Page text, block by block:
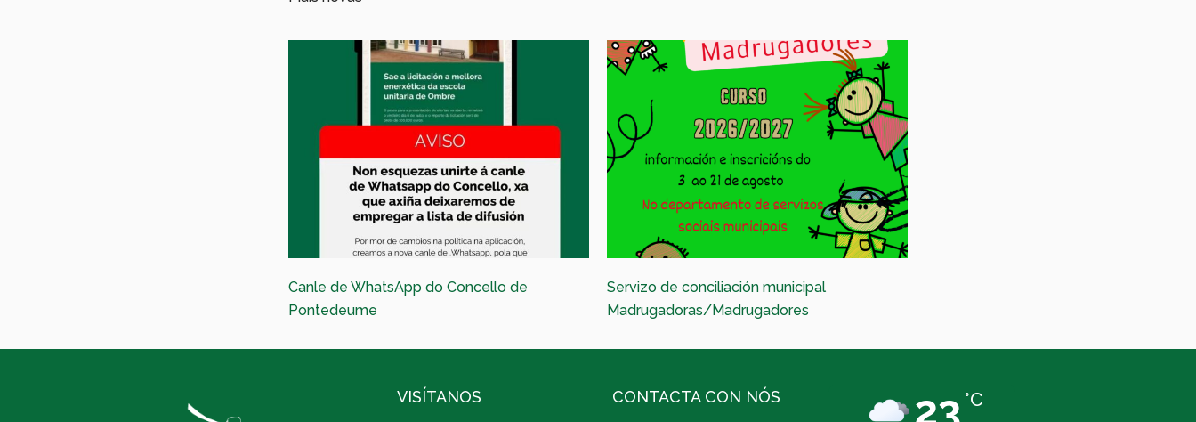
Canle de WhatsApp do Concello de
Pontedeume
Servizo de conciliación municipal
Madrugadoras/Madrugadores
VISÍTANOS CONTACTA CON NÓS 23 °C